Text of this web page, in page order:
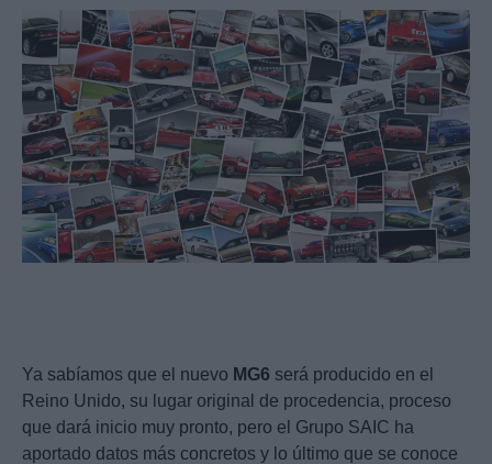
Musica
Ya sabíamos que el nuevo MG6 será producido en el
Reino Unido, su lugar original de procedencia, proceso
que dará inicio muy pronto, pero el Grupo SAIC ha
aportado datos más concretos y lo último que se conoce